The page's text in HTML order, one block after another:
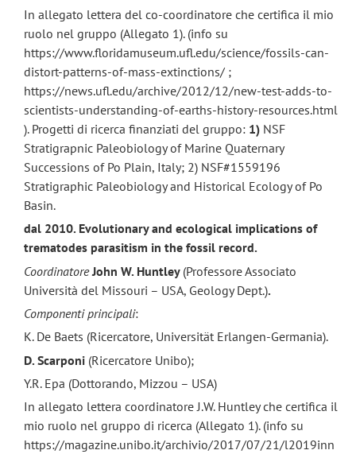
In allegato lettera del co-coordinatore che certifica il mio
ruolo nel gruppo (Allegato 1). (info su
https://www.floridamuseum.ufl.edu/science/fossils-can-
distort-patterns-of-mass-extinctions/ ;
https://news.ufl.edu/archive/2012/12/new-test-adds-to-
scientists-understanding-of-earths-history-resources.html
). Progetti di ricerca finanziati del gruppo: 1) NSF
Stratigrapnic Paleobiology of Marine Quaternary
Successions of Po Plain, Italy; 2) NSF#1559196
Stratigraphic Paleobiology and Historical Ecology of Po
Basin.
dal 2010. Evolutionary and ecological implications of
trematodes parasitism in the fossil record.
Coordinatore John W. Huntley (Professore Associato
Università del Missouri – USA, Geology Dept.).
Componenti principali:
K. De Baets (Ricercatore, Universität Erlangen-Germania).
D. Scarponi (Ricercatore Unibo);
Y.R. Epa (Dottorando, Mizzou – USA)
In allegato lettera coordinatore J.W. Huntley che certifica il
mio ruolo nel gruppo di ricerca (Allegato 1). (info su
https://magazine.unibo.it/archivio/2017/07/21/l2019inn